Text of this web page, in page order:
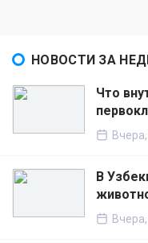
НОВОСТИ ЗА
Что
В
Вчера,